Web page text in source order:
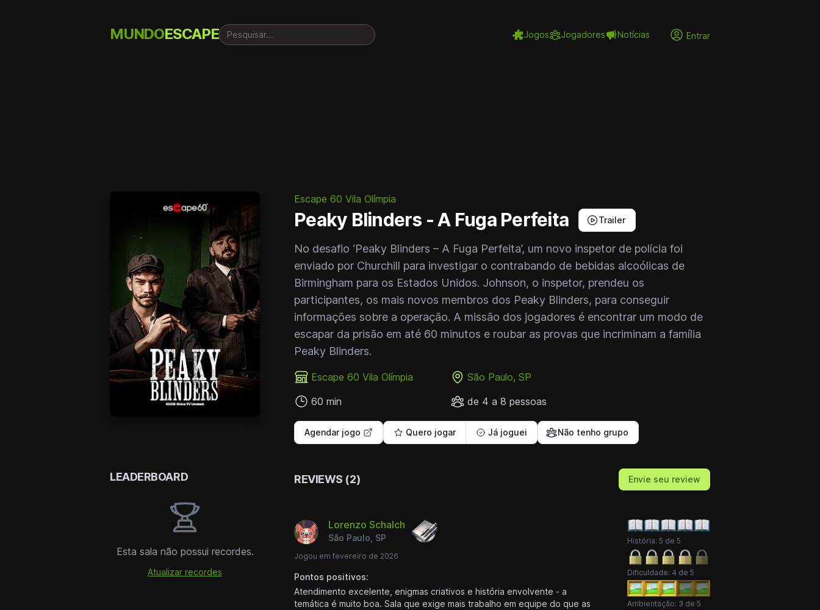
MUNDOESCAPE Jogos Jogadores Notícias Entrar
Escape 60 Vila Olímpia
Peaky Blinders - A Fuga Perfeita Trailer
No desafio ‘Peaky Blinders – A Fuga Perfeita’, um novo inspetor de polícia foi
enviado por Churchill para investigar o contrabando de bebidas alcoólicas de
Birmingham para os Estados Unidos. Johnson, o inspetor, prendeu os
participantes, os mais novos membros dos Peaky Blinders, para conseguir
informações sobre a operação. A missão dos jogadores é encontrar um modo de
escapar da prisão em até 60 minutos e roubar as provas que incriminam a família
Peaky Blinders.
Escape 60 Vila Olímpia
São Paulo, SP
60 min
de 4 a 8 pessoas
Agendar jogo Quero jogar Já joguei Não tenho grupo
REVIEWS (2) Envie seu review
Lorenzo Schalch
São Paulo, SP
Jogou em fevereiro de 2026
Pontos positivos:
Atendimento excelente, enigmas criativos e história envolvente - a
temática é muito boa. Sala que exige mais trabalho em equipe do que as
História: 5 de 5
Dificuldade: 4 de 5
Ambientação: 3 de 5
LEADERBOARD
Esta sala não possui recordes.
Atualizar recordes